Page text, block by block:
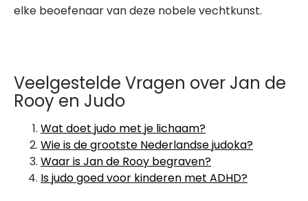
elke beoefenaar van deze nobele vechtkunst.
Veelgestelde Vragen over Jan de
Rooy en Judo
Wat doet judo met je lichaam?
Wie is de grootste Nederlandse judoka?
Waar is Jan de Rooy begraven?
Is judo goed voor kinderen met ADHD?